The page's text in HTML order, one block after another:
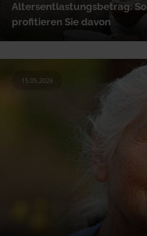
Altersentlastungsbetrag: So
profitieren Sie davon
15.05.2026